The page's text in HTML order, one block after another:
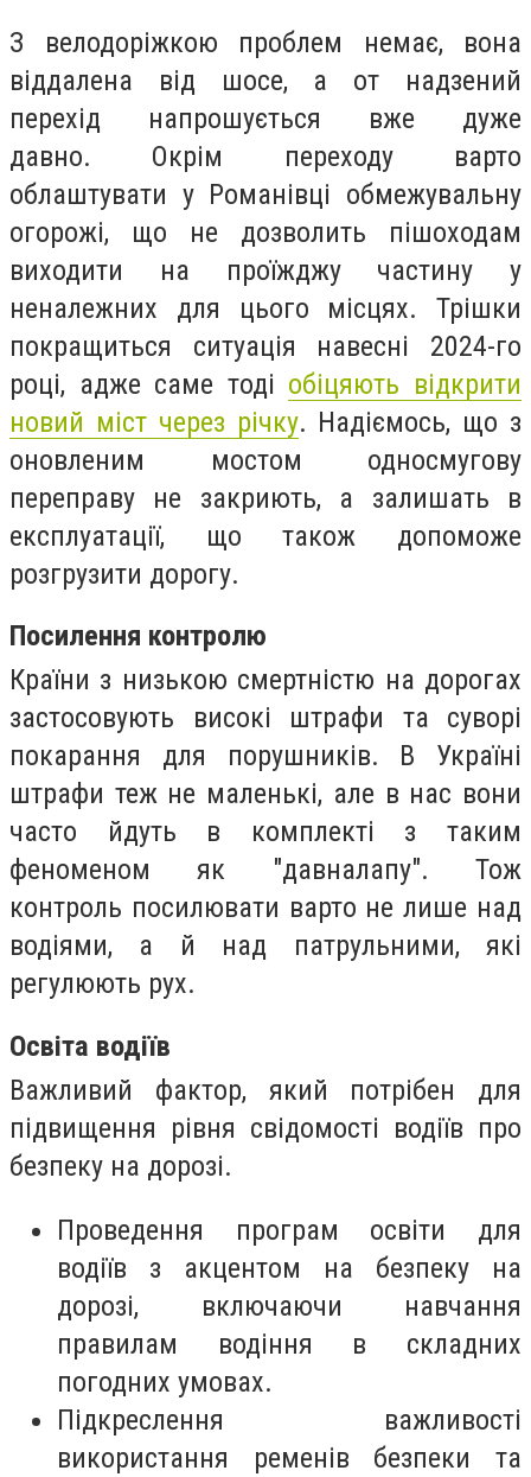
З велодоріжкою проблем немає, вона
віддалена від шосе, а от надзений
перехід напрошується вже дуже
давно. Окрім переходу варто
облаштувати у Романівці обмежувальну
огорожі, що не дозволить пішоходам
виходити на проїжджу частину у
неналежних для цього місцях. Трішки
покращиться ситуація навесні 2024-го
році, адже саме тоді обіцяють відкрити
новий міст через річку. Надіємось, що з
оновленим мостом односмугову
переправу не закриють, а залишать в
експлуатації, що також допоможе
розгрузити дорогу.
Посилення контролю
Країни з низькою смертністю на дорогах
застосовують високі штрафи та суворі
покарання для порушників. В Україні
штрафи теж не маленькі, але в нас вони
часто йдуть в комплекті з таким
феноменом як "давналапу". Тож
контроль посилювати варто не лише над
водіями, а й над патрульними, які
регулюють рух.
Освіта водіїв
Важливий фактор, який потрібен для
підвищення рівня свідомості водіїв про
безпеку на дорозі.
Проведення програм освіти для
водіїв з акцентом на безпеку на
дорозі, включаючи навчання
правилам водіння в складних
погодних умовах.
Підкреслення важливості
використання ременів безпеки та